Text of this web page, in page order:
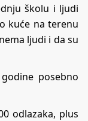
školu i ljudi
kuće na terenu
ljudi i da su
posebno
odlazaka, plus